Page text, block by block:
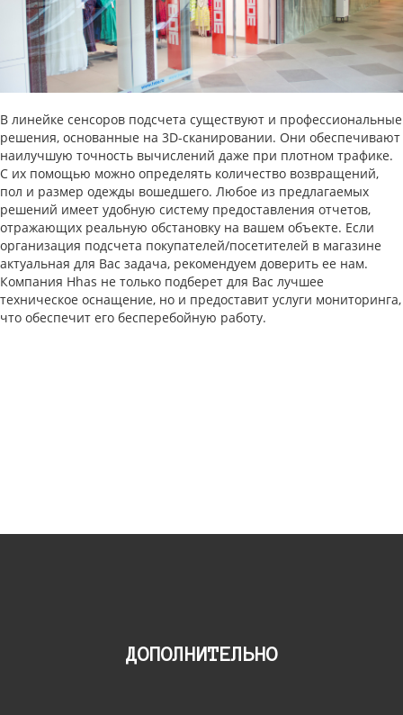
В линейке сенсоров подсчета существуют и профессиональные
решения, основанные на 3D-сканировании. Они обеспечивают
наилучшую точность вычислений даже при плотном трафике.
С их помощью можно определять количество возвращений,
пол и размер одежды вошедшего. Любое из предлагаемых
решений имеет удобную систему предоставления отчетов,
отражающих реальную обстановку на вашем объекте. Если
организация подсчета покупателей/посетителей в магазине
актуальная для Вас задача, рекомендуем доверить ее нам.
Компания Hhas не только подберет для Вас лучшее
техническое оснащение, но и предоставит услуги мониторинга,
что обеспечит его бесперебойную работу.
ДОПОЛНИТЕЛЬНО